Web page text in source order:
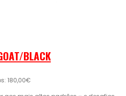
BLACK
180,00€